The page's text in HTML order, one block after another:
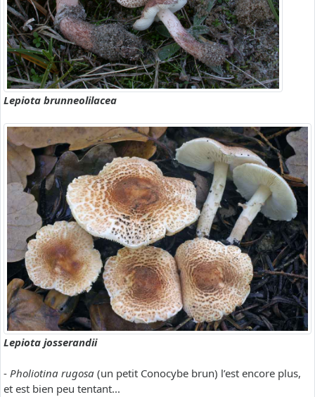
Lepiota brunneolilacea
Lepiota josserandii
- Pholiotina rugosa (un petit Conocybe brun) l’est encore plus,
et est bien peu tentant...